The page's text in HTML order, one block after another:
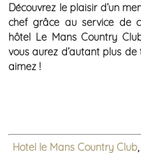
Découvrez le plaisir d’un
chef grâce au service de
hôtel Le Mans Country
vous aurez d’autant plus
aimez !
Hotel le Mans Country Club,